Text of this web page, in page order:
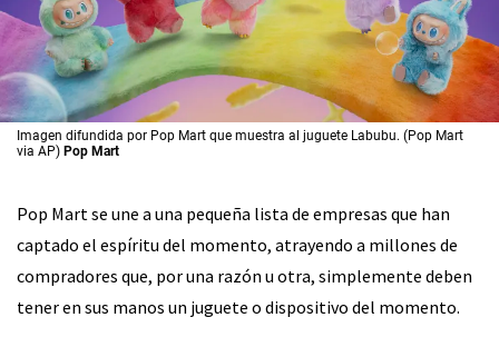
Imagen difundida por Pop Mart que muestra al juguete Labubu. (Pop Mart
via AP) Pop Mart
Pop Mart se une a una pequeña lista de empresas que han
captado el espíritu del momento, atrayendo a millones de
compradores que, por una razón u otra, simplemente deben
tener en sus manos un juguete o dispositivo del momento.